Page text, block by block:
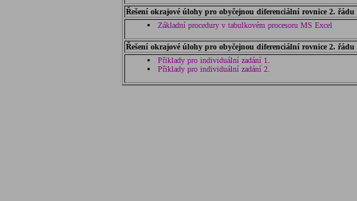
Řešení okrajové úlohy pro obyčejnou diferenciální rovnice 2. řádu
Základní procedury v tabulkovém procesoru MS Excel
Řešení okrajové úlohy pro obyčejnou diferenciální rovnice 2.
Přiklady pro individuální zadání 1.
Přiklady pro individuální zadání 2.